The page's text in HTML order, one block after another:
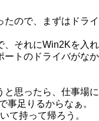
たので、まずはドライ
、それにWin2Kを入れ
トのドライバがなか
と思ったら、仕事場に
事足りるからなぁ。
て持って帰ろう。